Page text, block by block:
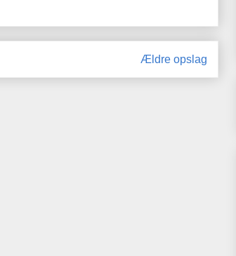
Ældre opslag